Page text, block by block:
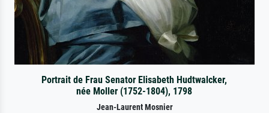
Portrait de Frau Senator Elisabeth Hudtwalcker,
née Moller (1752-1804), 1798
Jean-Laurent Mosnier